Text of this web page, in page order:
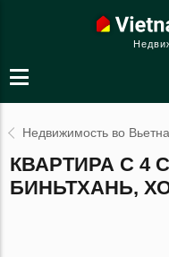
Недвижимость во
КВАРТИРА С 4
БИНЬТХАНЬ,